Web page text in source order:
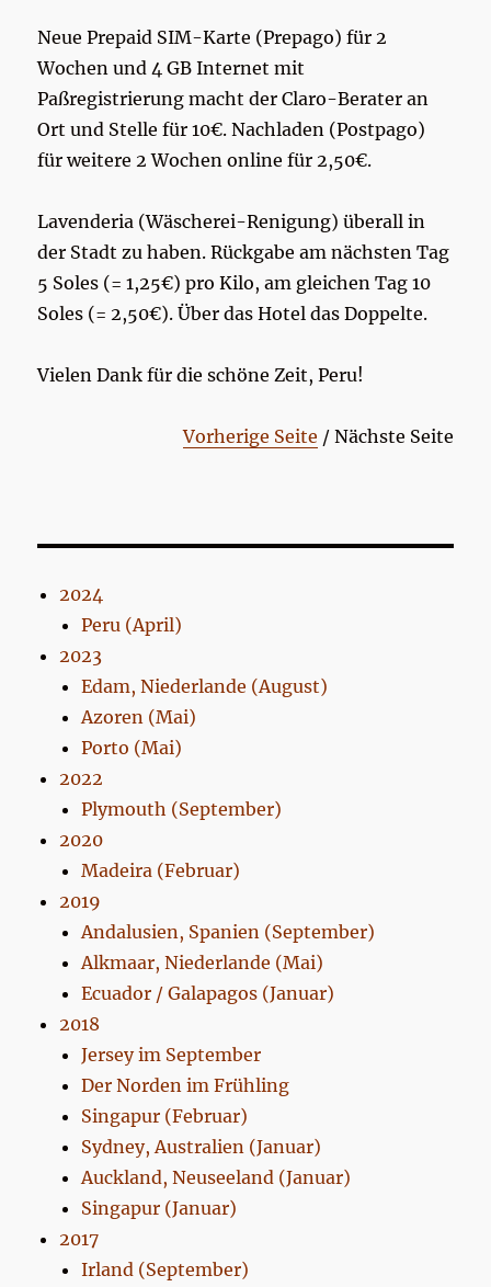
Neue Prepaid SIM-Karte (Prepago) für 2
Wochen und 4 GB Internet mit
Paßregistrierung macht der Claro-Berater an
Ort und Stelle für 10€. Nachladen (Postpago)
für weitere 2 Wochen online für 2,50€.
Lavenderia (Wäscherei-Renigung) überall in
der Stadt zu haben. Rückgabe am nächsten Tag
5 Soles (= 1,25€) pro Kilo, am gleichen Tag 10
Soles (= 2,50€). Über das Hotel das Doppelte.
Vielen Dank für die schöne Zeit, Peru!
Vorherige Seite / Nächste Seite
2024
Peru (April)
2023
Edam, Niederlande (August)
Azoren (Mai)
Porto (Mai)
2022
Plymouth (September)
2020
Madeira (Februar)
2019
Andalusien, Spanien (September)
Alkmaar, Niederlande (Mai)
Ecuador / Galapagos (Januar)
2018
Jersey im September
Der Norden im Frühling
Singapur (Februar)
Sydney, Australien (Januar)
Auckland, Neuseeland (Januar)
Singapur (Januar)
2017
Irland (September)